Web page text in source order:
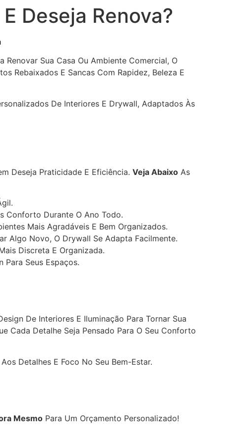
Deseja Renova?
Renovar Sua Casa Ou Ambiente Comercial, O
Rebaixados E Sancas Com Rapidez, Beleza E
De Interiores E Drywall, Adaptados Às
Deseja Praticidade E Eficiência. Veja Abaixo As
Conforto Durante O Ano Todo.
Mais Agradáveis E Bem Organizados.
Algo Novo, O Drywall Se Adapta Facilmente.
Discreta E Organizada.
Para Seus Espaços.
De Interiores E Iluminação Para Tornar Sua
Cada Detalhe Seja Pensado Para O Seu Conforto
Detalhes E Foco No Seu Bem-Estar.
Mesmo Para Um Orçamento Personalizado!